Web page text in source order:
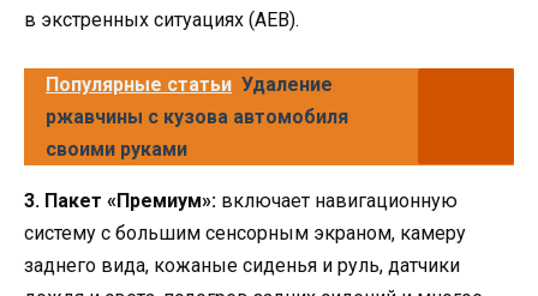
в экстренных ситуациях (AEB).
Популярные статьи Удаление
ржавчины с кузова автомобиля
своими руками
3. Пакет «Премиум»: включает навигационную
систему с большим сенсорным экраном, камеру
заднего вида, кожаные сиденья и руль, датчики